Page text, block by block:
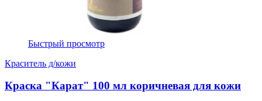
Быстрый просмотр
Краситель д/кожи
Краска "Карат" 100 мл коричневая для кожи